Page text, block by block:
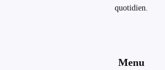
quotidien.
Menu